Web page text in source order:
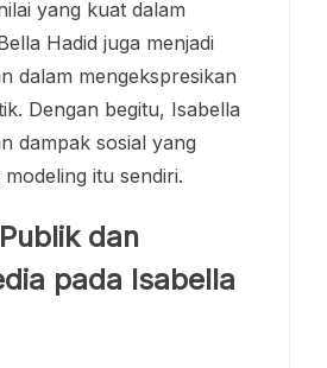
yang kuat dalam
Hadid juga menjadi
dalam mengekspresikan
Dengan begitu, Isabella
dampak sosial yang
itu sendiri.
dan
pada Isabella